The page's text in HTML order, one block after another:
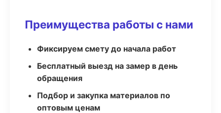
Преимущества работы с нами
Фиксируем смету до начала работ
Бесплатный выезд на замер в день
обращения
Подбор и закупка материалов по
оптовым ценам